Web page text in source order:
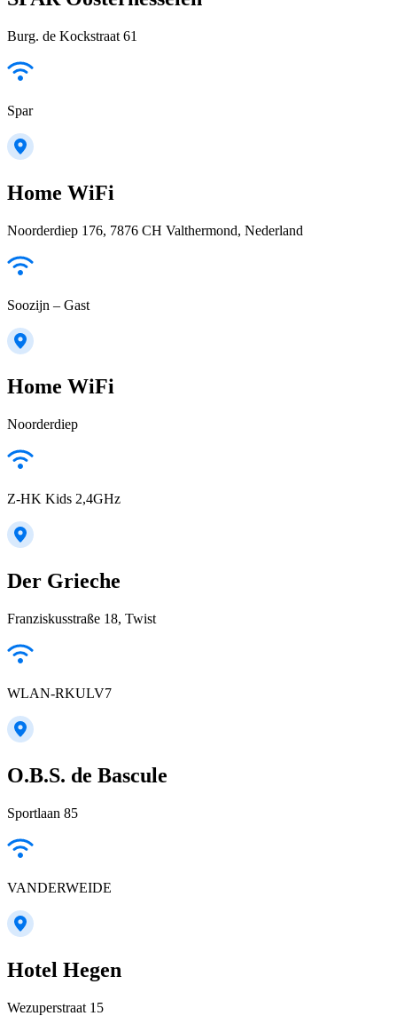
Burg. de Kockstraat 61
Spar
Home WiFi
Noorderdiep 176, 7876 CH Valthermond, Nederland
Soozijn – Gast
Home WiFi
Noorderdiep
Z-HK Kids 2,4GHz
Der Grieche
Franziskusstraße 18, Twist
WLAN-RKULV7
O.B.S. de Bascule
Sportlaan 85
VANDERWEIDE
Hotel Hegen
Wezuperstraat 15